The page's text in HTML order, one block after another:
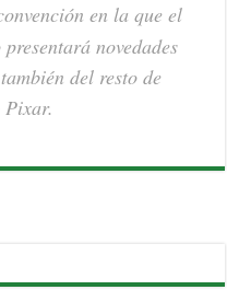
en la que el
novedades
del resto de
Pixar.